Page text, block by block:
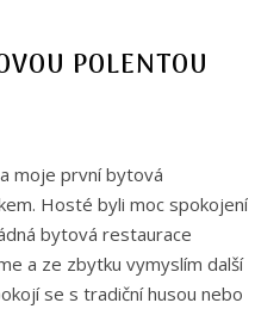
POLENTOU
moje první bytová
Hosté byli moc spokojení
bytová restaurace
a ze zbytku vymyslím další
se s tradiční husou nebo